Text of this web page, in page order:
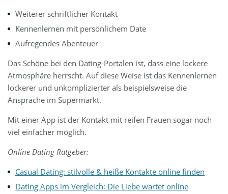
Weiterer schriftlicher Kontakt
Kennenlernen mit persönlichem Date
Aufregendes Abenteuer
Das Schöne bei den Dating-Portalen ist, dass eine lockere
Atmosphäre herrscht. Auf diese Weise ist das Kennenlernen
lockerer und unkomplizierter als beispielsweise die
Ansprache im Supermarkt.
Mit einer App ist der Kontakt mit reifen Frauen sogar noch
viel einfacher möglich.
Online Dating Ratgeber:
Casual Dating: stilvolle & heiße Kontakte online finden
Dating Apps im Vergleich: Die Liebe wartet online